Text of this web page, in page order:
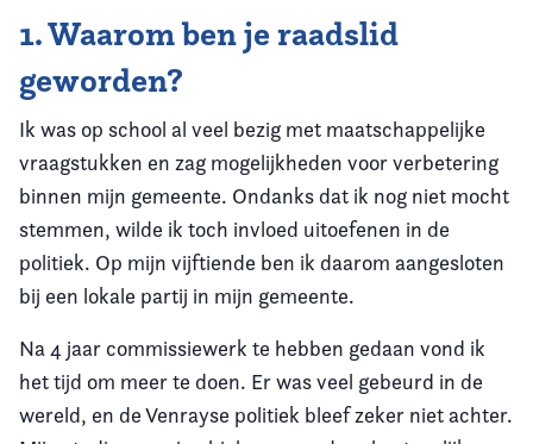
1. Waarom ben je raadslid
geworden?
Ik was op school al veel bezig met maatschappelijke
vraagstukken en zag mogelijkheden voor verbetering
binnen mijn gemeente. Ondanks dat ik nog niet mocht
stemmen, wilde ik toch invloed uitoefenen in de
politiek. Op mijn vijftiende ben ik daarom aangesloten
bij een lokale partij in mijn gemeente.
Na 4 jaar commissiewerk te hebben gedaan vond ik
het tijd om meer te doen. Er was veel gebeurd in de
wereld, en de Venrayse politiek bleef zeker niet achter.